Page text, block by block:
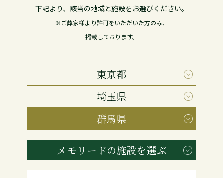
下記より、該当の地域と施設をお選びください。
※ご葬家様より許可をいただいた方のみ、
掲載しております。
東京都
埼玉県
群馬県
メモリードの施設を選ぶ